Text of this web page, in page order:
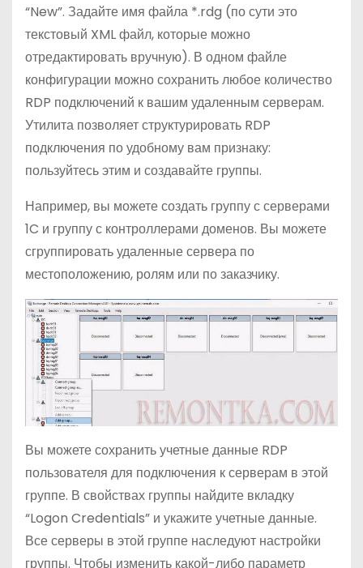
“New”. Задайте имя файла *.rdg (по сути это
текстовый XML файл, которые можно
отредактировать вручную). В одном файле
конфигурации можно сохранить любое количество
RDP подключений к вашим удаленным серверам.
Утилита позволяет структурировать RDP
подключения по удобному вам признаку:
пользуйтесь этим и создавайте группы.
Например, вы можете создать группу с серверами
1C и группу с контроллерами доменов. Вы можете
сгруппировать удаленные сервера по
местоположению, ролям или по заказчику.
Вы можете сохранить учетные данные RDP
пользователя для подключения к серверам в этой
группе. В свойствах группы найдите вкладку
“Logon Credentials” и укажите учетные данные.
Все серверы в этой группе наследуют настройки
группы. Чтобы изменить какой-либо параметр